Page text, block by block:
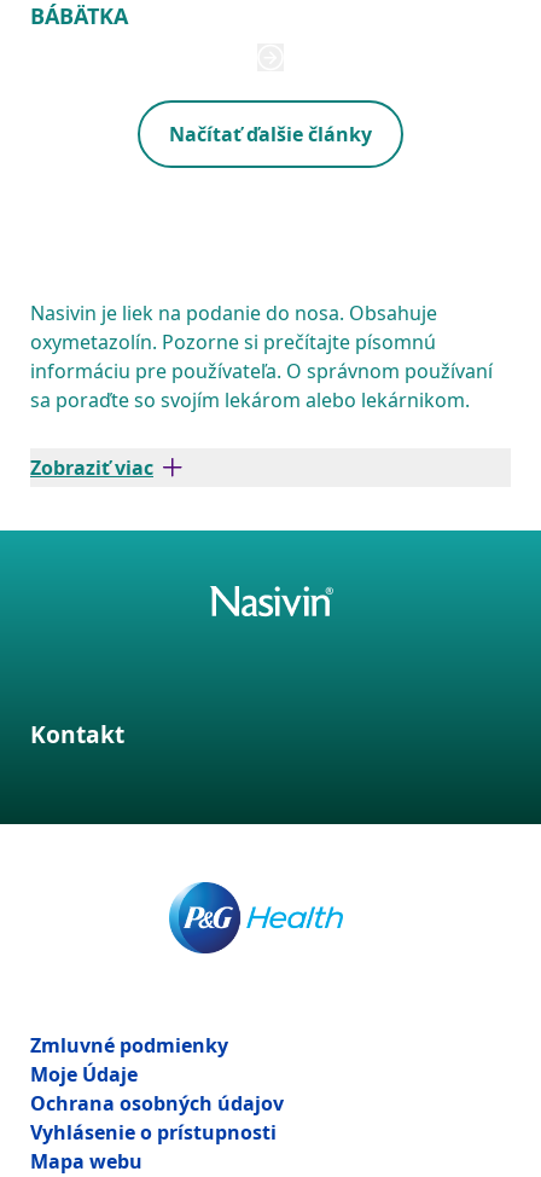
BÁBÄTKA
Načítať ďalšie články
Zobraziť viac
Nasivin je liek na podanie do nosa. Obsahuje
oxymetazolín. Pozorne si prečítajte písomnú
informáciu pre používateľa. O správnom používaní
sa poraďte so svojím lekárom alebo lekárnikom.
Kontakt
Zmluvné podmienky
Moje Údaje
Ochrana osobných údajov
Vyhlásenie o prístupnosti
Mapa webu